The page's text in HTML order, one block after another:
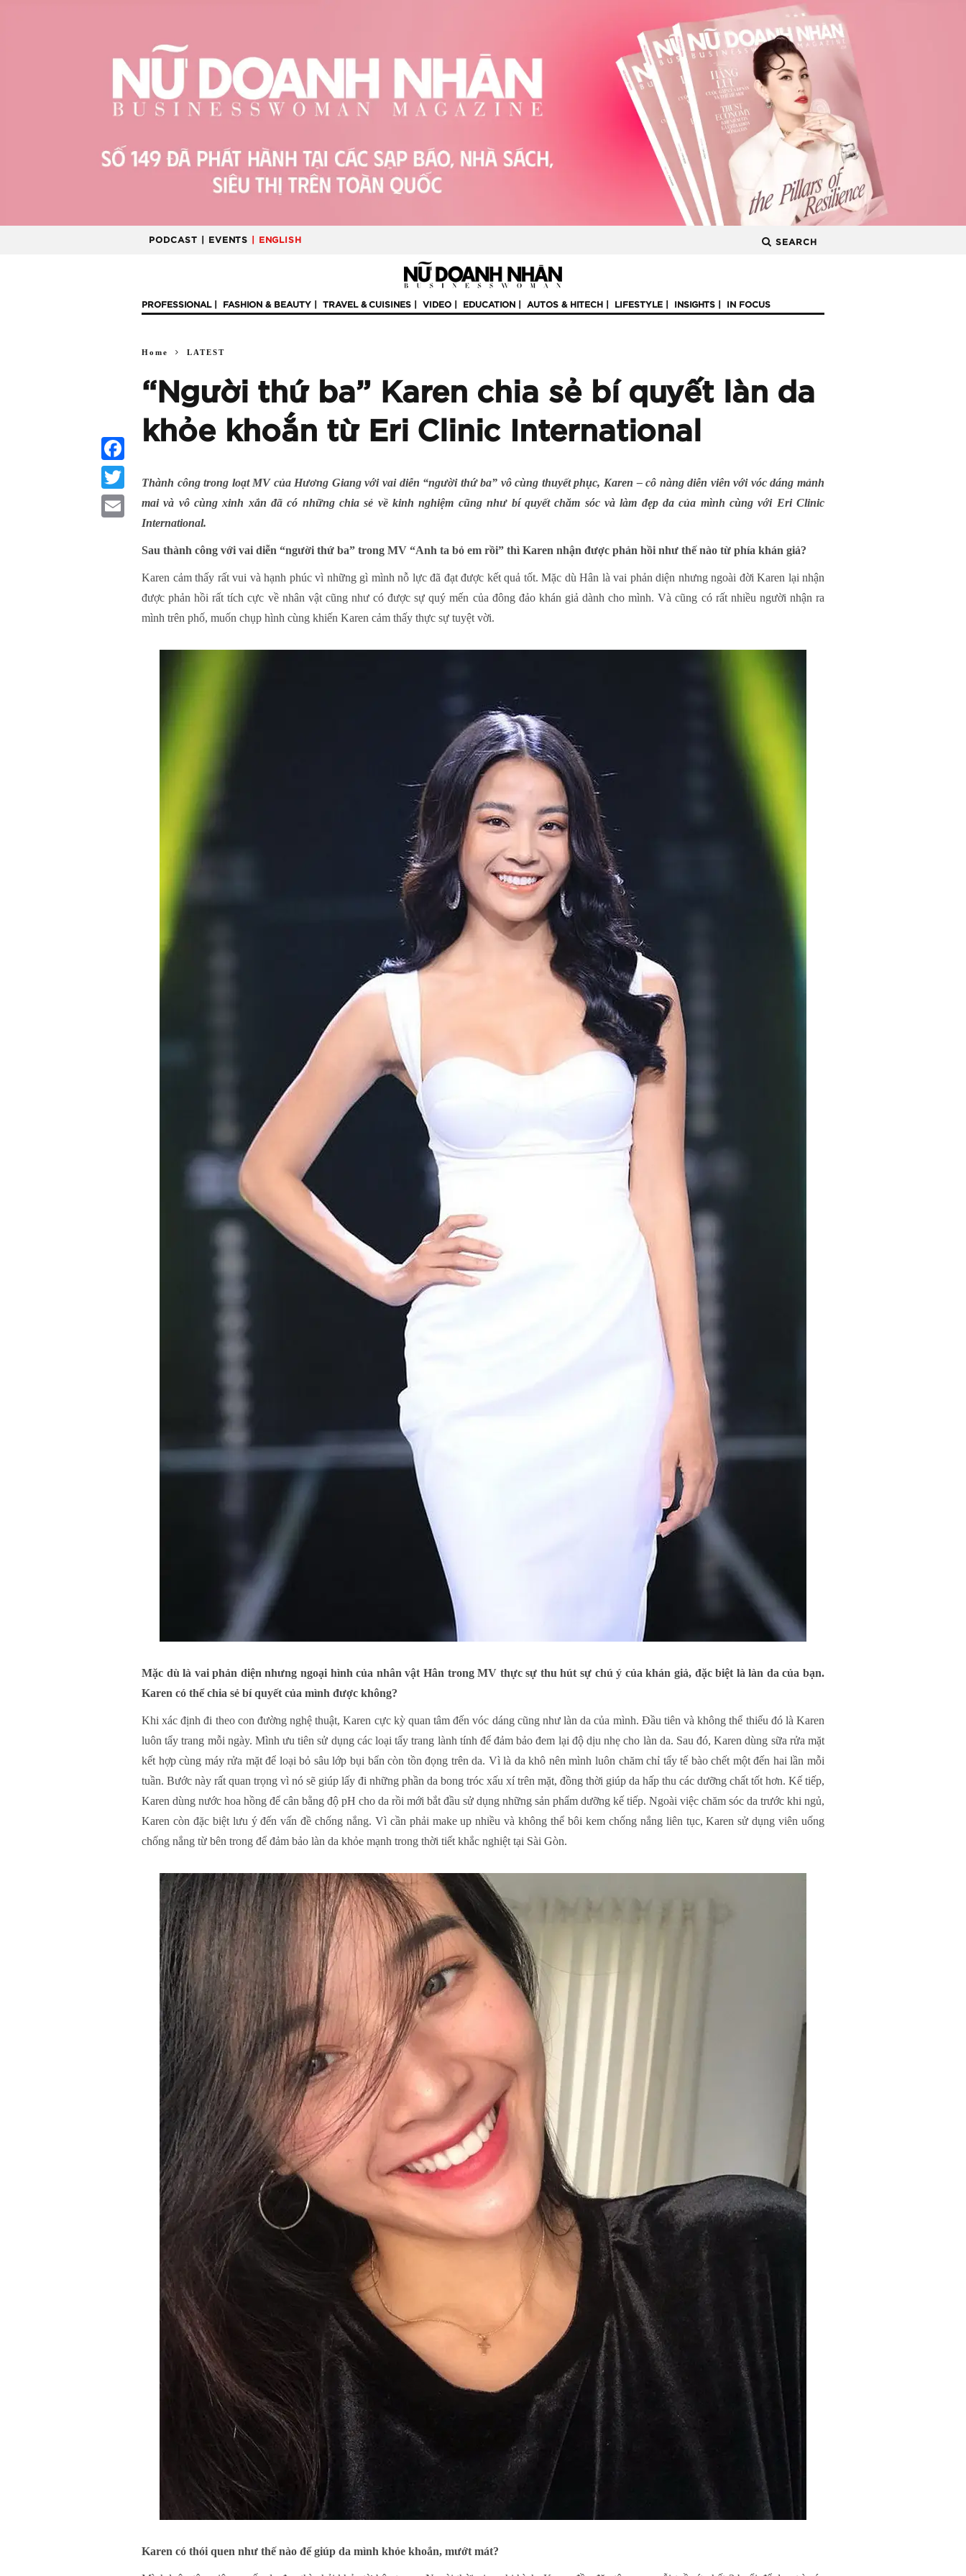
PODCAST | EVENTS | ENGLISH SEARCH
PROFESSIONAL FASHION & BEAUTY TRAVEL & CUISINES VIDEO EDUCATION AUTOS & HITECH LIFESTYLE INSIGHTS IN FOCUS
Home LATEST
“Người thứ ba” Karen chia sẻ bí quyết làn da
khỏe khoắn từ Eri Clinic International
Thành công trong loạt MV của Hương Giang với vai diễn “người thứ ba” vô cùng thuyết phục, Karen – cô nàng diễn viên với vóc dáng mảnh
mai và vô cùng xinh xắn đã có những chia sẻ về kinh nghiệm cũng như bí quyết chăm sóc và làm đẹp da của mình cùng với Eri Clinic
International.
Sau thành công với vai diễn “người thứ ba” trong MV “Anh ta bỏ em rồi” thì Karen nhận được phản hồi như thế nào từ phía khán giả?
Karen cảm thấy rất vui và hạnh phúc vì những gì mình nỗ lực đã đạt được kết quả tốt. Mặc dù Hân là vai phản diện nhưng ngoài đời Karen lại nhận
được phản hồi rất tích cực về nhân vật cũng như có được sự quý mến của đông đảo khán giả dành cho mình. Và cũng có rất nhiều người nhận ra
mình trên phố, muốn chụp hình cùng khiến Karen cảm thấy thực sự tuyệt vời.
Mặc dù là vai phản diện nhưng ngoại hình của nhân vật Hân trong MV thực sự thu hút sự chú ý của khán giả, đặc biệt là làn da của bạn.
Karen có thể chia sẻ bí quyết của mình được không?
Khi xác định đi theo con đường nghệ thuật, Karen cực kỳ quan tâm đến vóc dáng cũng như làn da của mình. Đầu tiên và không thể thiếu đó là Karen
luôn tẩy trang mỗi ngày. Mình ưu tiên sử dụng các loại tẩy trang lành tính để đảm bảo đem lại độ dịu nhẹ cho làn da. Sau đó, Karen dùng sữa rửa mặt
kết hợp cùng máy rửa mặt để loại bỏ sâu lớp bụi bẩn còn tồn đọng trên da. Vì là da khô nên mình luôn chăm chỉ tẩy tế bào chết một đến hai lần mỗi
tuần. Bước này rất quan trọng vì nó sẽ giúp lấy đi những phần da bong tróc xấu xí trên mặt, đồng thời giúp da hấp thu các dưỡng chất tốt hơn. Kế tiếp,
Karen dùng nước hoa hồng để cân bằng độ pH cho da rồi mới bắt đầu sử dụng những sản phẩm dưỡng kế tiếp. Ngoài việc chăm sóc da trước khi ngủ,
Karen còn đặc biệt lưu ý đến vấn đề chống nắng. Vì cần phải make up nhiều và không thể bôi kem chống nắng liên tục, Karen sử dụng viên uống
chống nắng từ bên trong để đảm bảo làn da khỏe mạnh trong thời tiết khắc nghiệt tại Sài Gòn.
Karen có thói quen như thế nào để giúp da mình khỏe khoắn, mướt mát?
Facebook
Twitter